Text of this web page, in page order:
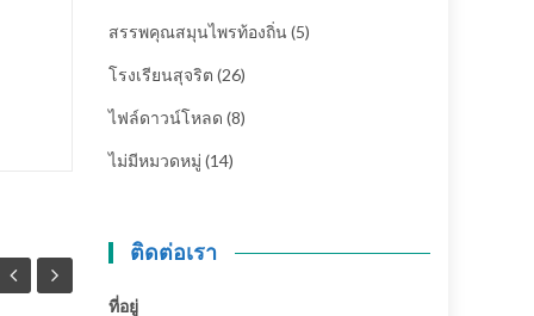
สรรพคุณสมุนไพรท้องถิ่น (5)
โรงเรียนสุจริต (26)
ไฟล์ดาวน์โหลด (8)
ไม่มีหมวดหมู่ (14)
ติดต่อเรา
ที่อยู่